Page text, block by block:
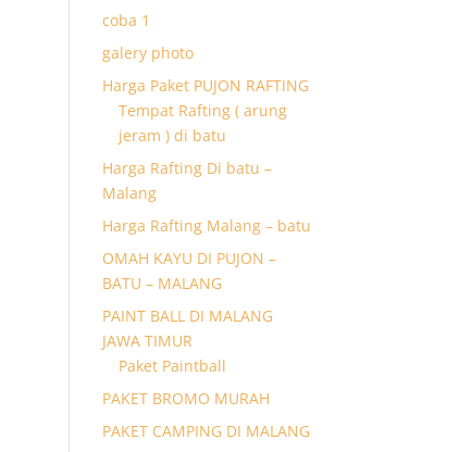
coba 1
galery photo
Harga Paket PUJON RAFTING
Tempat Rafting ( arung
jeram ) di batu
Harga Rafting Di batu –
Malang
Harga Rafting Malang – batu
OMAH KAYU DI PUJON –
BATU – MALANG
PAINT BALL DI MALANG
JAWA TIMUR
Paket Paintball
PAKET BROMO MURAH
PAKET CAMPING DI MALANG